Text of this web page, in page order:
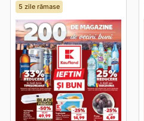
5 zile rămase